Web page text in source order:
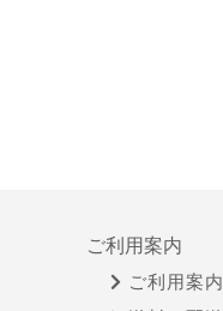
ご利用案内
ご利用案内